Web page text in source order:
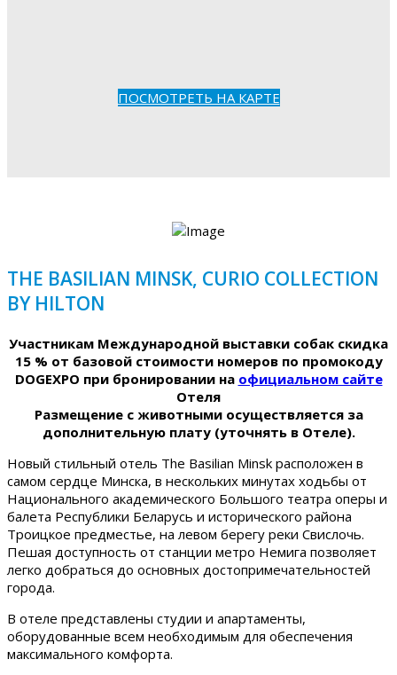
ПОСМОТРЕТЬ НА КАРТЕ
THE BASILIAN MINSK, CURIO COLLECTION
BY HILTON
Участникам Международной выставки собак скидка
15 % от базовой стоимости номеров по промокоду
DOGEXPO при бронировании на официальном сайте
Отеля
Размещение с животными осуществляется за
дополнительную плату (уточнять в Отеле).
Новый стильный отель The Basilian Minsk расположен в
самом сердце Минска, в нескольких минутах ходьбы от
Национального академического Большого театра оперы и
балета Республики Беларусь и исторического района
Троицкое предместье, на левом берегу реки Свислочь.
Пешая доступность от станции метро Немига позволяет
легко добраться до основных достопримечательностей
города.
В отеле представлены студии и апартаменты,
оборудованные всем необходимым для обеспечения
максимального комфорта.